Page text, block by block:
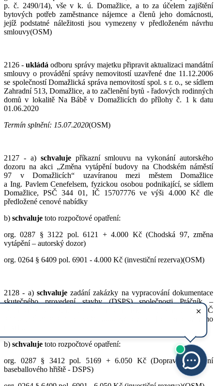
p. č. 2490/14), vše v k. ú. Domažlice, a to za účelem zajištění
bytových potřeb zaměstnance nájemce a členů jeho domácnosti,
jejíž podstatné náležitosti jsou vymezeny v předloženém návrhu
smlouvy(OSM)
2126 -ukládá odboru správy majetku připravit aktualizaci mandátní
smlouvy o provádění správy nemovitostí uzavřené dne 11.12.2006
se společností Domažlická správa nemovitostí spol. s r. o., se sídlem
Zahradní 513, Domažlice, a to začlenění bytů - řadových rodinných
domů v lokalitě Na Bábě v Domažlicích do přílohy č. 1 k datu
01.06.2020
Termín splnění: 15.07.2020(OSM)
2127 - a) schvaluje příkazní smlouvu na vykonání autorského
dozoru na akci „Změna vytápění budovy na Chodském náměstí
97 v Domažlicích“ uzavíranou mezi městem Domažlice
a Ing. Pavlem Cenefelsem, fyzickou osobou podnikající, se sídlem
Domažlice, PSČ 344 01, IČ 15707776 ve výši 4.000 Kč dle
předložené cenové nabídky
b) schvaluje toto rozpočtové opatření:
org. 0287 § 3122 pol. 6121 + 4.000 Kč (Chodská 97, změna
vytápění – autorský dozor)
org. 0264 § 6409 pol. 6901 - 4.000 Kč (investiční rezerva)(OSM)
2128 - a) schvalujezadání zakázky na vypracování dokumentace
skutečného provedení stavby (DSPS) společnosti Ptáčník –
Dopravní stavby s. r. o., se sídlem Cihlářská 552, Domažlice, PSČ
344 01, IČ 26363747 ve výši 5.000 Kč bez DPH dle předloženého
b) schvaluje toto rozpočtové opatření:
org. 0287 § 3412 pol. 5169 + 6.050 Kč (Dopravní napojení
baseballového hřiště - DSPS)